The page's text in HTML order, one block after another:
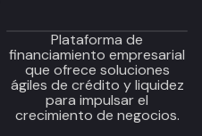
Plataforma de
financiamiento empresarial
que ofrece soluciones
ágiles de crédito y liquidez
para impulsar el
crecimiento de negocios.